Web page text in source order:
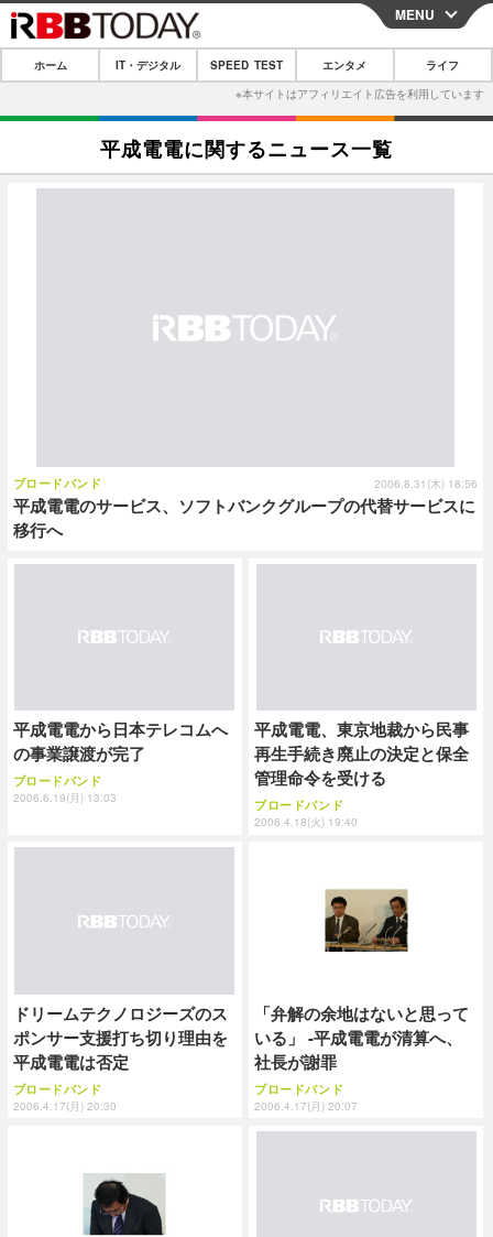
CLOSE
ホーム
IT・デジタル
IT・デジタルTOP スマートフォン
MENU
ホーム IT・デジタル SPEED TEST エンタメ ライフ
平成電電に関するニュース一覧
平成電電のサービス、ソフトバンクグループの代替サービスに
移行へ
ブロードバンド 2006.8.31(木) 18:56
平成電電から日本テレコムへ
の事業譲渡が完了
ブロードバンド
2006.6.19(月) 13:03
平成電電、東京地裁から民事
再生手続き廃止の決定と保全
管理命令を受ける
ブロードバンド
2006.4.18(火) 19:40
ドリームテクノロジーズのス
ポンサー支援打ち切り理由を
平成電電は否定
ブロードバンド
2006.4.17(月) 20:30
「弁解の余地はないと思って
いる」 -平成電電が清算へ、
社長が謝罪
ブロードバンド
2006.4.17(月) 20:07